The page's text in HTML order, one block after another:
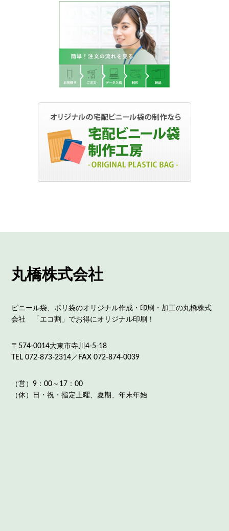
丸橋株式会社
ビニール袋、ポリ袋のオリジナル作成・印刷・加工の丸橋株式
会社 「エコ割」でお得にオリジナル印刷！
〒574-0014大東市寺川4-5-18
TEL 072-873-2314／FAX 072-874-0039
（営）9：00～17：00
（休）日・祝・指定土曜、夏期、年末年始